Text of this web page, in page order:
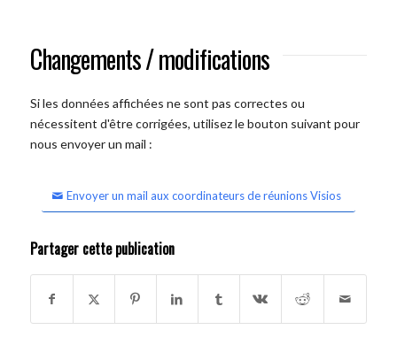
Changements / modifications
Si les données affichées ne sont pas correctes ou
nécessitent d'être corrigées, utilisez le bouton suivant pour
nous envoyer un mail :
Envoyer un mail aux coordinateurs de réunions Visios
Partager cette publication